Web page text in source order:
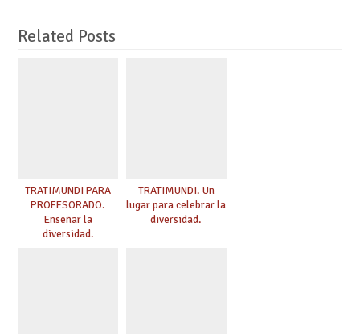
Related Posts
TRATIMUNDI PARA
PROFESORADO.
Enseñar la
diversidad.
TRATIMUNDI. Un
lugar para celebrar la
diversidad.